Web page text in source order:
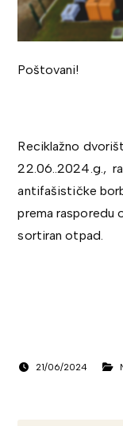
Poštovani!
Reciklažno
22.06..2024.g.,
antifašističke
prema rasporedu
sortiran otpad.
21/06/2024